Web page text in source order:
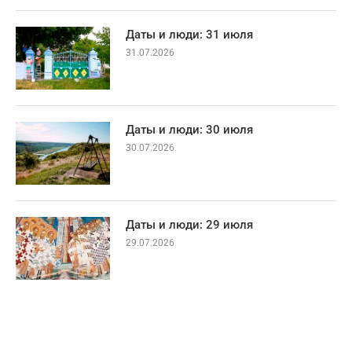
Даты и люди: 31 июля
31.07.2026
Даты и люди: 30 июля
30.07.2026
Даты и люди: 29 июля
29.07.2026